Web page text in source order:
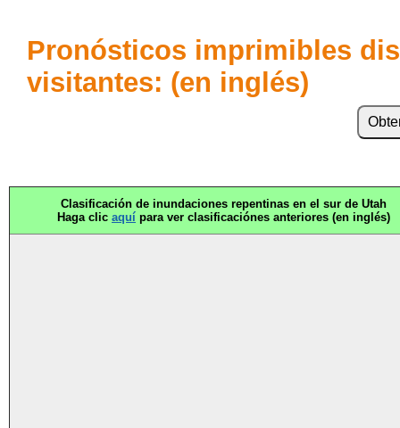
Pronósticos imprimibles
visitantes: (en inglés)
Clasificación de inundaciones repentinas en el sur de Utah
Haga clic aquí para ver clasificaciónes anteriores (en inglés)